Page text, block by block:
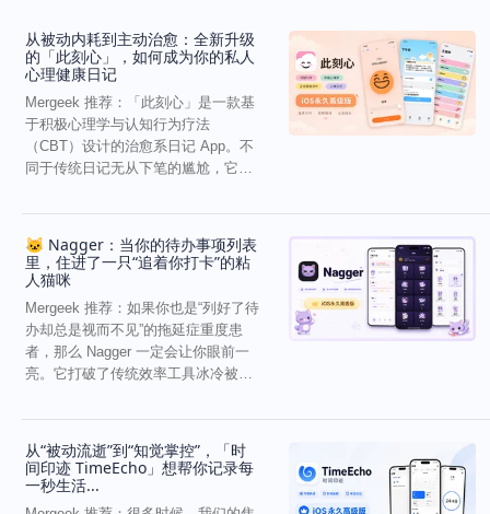
从被动内耗到主动治愈：全新升级
的「此刻心」，如何成为你的私人
心理健康日记
Mergeek 推荐：「此刻心」是一款基
于积极心理学与认知行为疗法
（CBT）设计的治愈系日记 App。不
同于传统日记无从下笔的尴尬，它通
🐱 Nagger：当你的待办事项列表
里，住进了一只“追着你打卡”的粘
人猫咪
Mergeek 推荐：如果你也是“列好了待
办却总是视而不见”的拖延症重度患
者，那么 Nagger 一定会让你眼前一
亮。它打破了传统效率工具冰冷被动
从“被动流逝”到“知觉掌控”，「时
间印迹 TimeEcho」想帮你记录每
一秒生活...